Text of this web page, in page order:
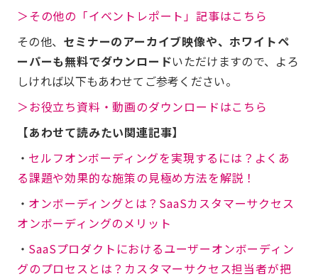
＞その他の「イベントレポート」記事はこちら
その他、 セミナーのアーカイブ映像や、ホワイトペ
ーパーも無料でダウンロードいただけますので、よろ
しければ以下もあわせてご参考ください。
＞お役立ち資料・動画のダウンロードはこちら
【あわせて読みたい関連記事】
・ セルフオンボーディングを実現するには？よくあ
る課題や効果的な施策の見極め方法を解説！
・ オンボーディングとは？SaaSカスタマーサクセス
オンボーディングのメリット
・ SaaSプロダクトにおけるユーザーオンボーディン
グのプロセスとは？カスタマーサクセス担当者が把